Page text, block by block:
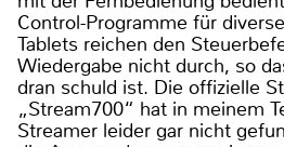
Control-Programme für
Tablets reichen den
Wiedergabe nicht durch, so
dran schuld ist. Die offizielle
„Stream700“ hat in meinem
Streamer leider gar nicht